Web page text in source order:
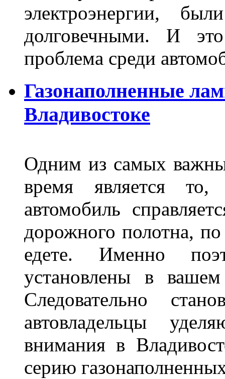
электроэнергии,
долговечными. И
проблема среди
Газонаполненные
Владивостоке
Одним из самых
время является то,
автомобиль
дорожного полотна,
едете. Именно
установлены в
Следовательно
автовладельцы
внимания в
серию